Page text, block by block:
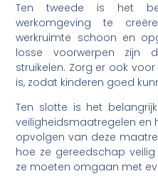
Ten tweede is het
werkomgeving te
werkruimte schoon en
losse voorwerpen zijn
struikelen. Zorg er ook
is, zodat kinderen goed
Ten slotte is het
veiligheidsmaatregelen en
opvolgen van deze
hoe ze gereedschap
ze moeten omgaan met